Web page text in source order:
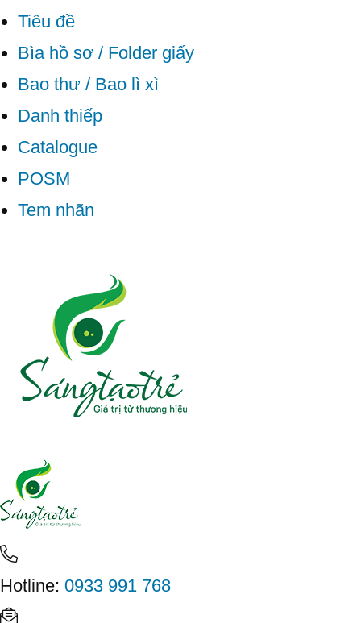
Tiêu đề
Bìa hồ sơ / Folder giấy
Bao thư / Bao lì xì
Danh thiếp
Catalogue
POSM
Tem nhãn
Hotline: 0933 991 768